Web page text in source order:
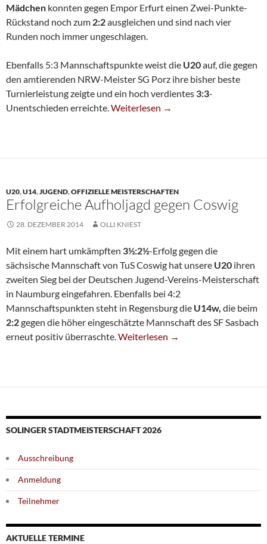
Mädchen konnten gegen Empor Erfurt einen Zwei-Punkte-
Rückstand noch zum 2:2ausgleichen und sind nach vier
Runden noch immer ungeschlagen.
Ebenfalls 5:3 Mannschaftspunkte weist die U20auf, die gegen
den amtierenden NRW-Meister SG Porz ihre bisher beste
Turnierleistung zeigte und ein hoch verdientes 3:3-
Unentschieden erreichte.Zwei Unentschieden In Runde 4
Weiterlesen →
U20,U14,JUGEND,OFFIZIELLE MEISTERSCHAFTEN
Erfolgreiche Aufholjagd gegen Coswig
28. DEZEMBER 2014 OLLI KNIEST
Mit einem hart umkämpften 3½:2½-Erfolg gegen die
sächsische Mannschaft von TuS Coswig hat unsere U20 ihren
zweiten Sieg bei der Deutschen Jugend-Vereins-Meisterschaft
in Naumburg eingefahren. Ebenfalls bei 4:2
Mannschaftspunkten steht in Regensburg die U14w, die beim
2:2gegen die höher eingeschätzte Mannschaft des SF Sasbach
erneut positiv überraschte.Erfolgreiche Aufholjagd Gegen
Weiterlesen →
SOLINGER STADTMEISTERSCHAFT 2026
Ausschreibung
Anmeldung
Teilnehmer
AKTUELLE TERMINE